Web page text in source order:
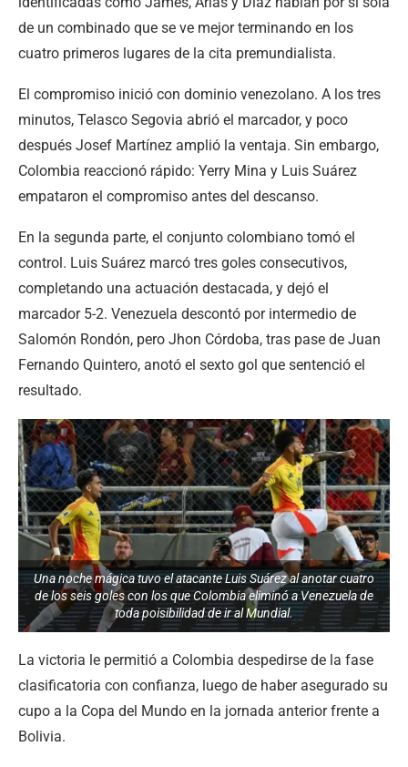
de un combinado que se ve mejor terminando en los
cuatro primeros lugares de la cita premundialista.
El compromiso inició con dominio venezolano. A los tres
minutos, Telasco Segovia abrió el marcador, y poco
después Josef Martínez amplió la ventaja. Sin embargo,
Colombia reaccionó rápido: Yerry Mina y Luis Suárez
empataron el compromiso antes del descanso.
En la segunda parte, el conjunto colombiano tomó el
control. Luis Suárez marcó tres goles consecutivos,
completando una actuación destacada, y dejó el
marcador 5-2. Venezuela descontó por intermedio de
Salomón Rondón, pero Jhon Córdoba, tras pase de Juan
Fernando Quintero, anotó el sexto gol que sentenció el
resultado.
Una noche mágica tuvo el atacante Luis Suárez al anotar cuatro
de los seis goles con los que Colombia eliminó a Venezuela de
toda poisibilidad de ir al Mundial.
La victoria le permitió a Colombia despedirse de la fase
clasificatoria con confianza, luego de haber asegurado su
cupo a la Copa del Mundo en la jornada anterior frente a
Bolivia.